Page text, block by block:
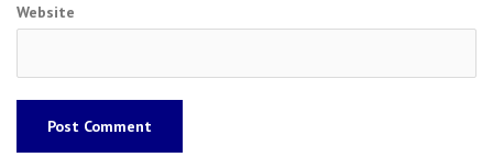
Website